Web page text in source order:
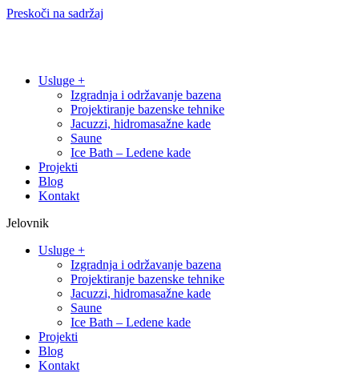
Preskoči na sadržaj
Usluge +
Izgradnja i održavanje bazena
Projektiranje bazenske tehnike
Jacuzzi, hidromasažne kade
Saune
Ice Bath – Ledene kade
Projekti
Blog
Kontakt
Jelovnik
Usluge +
Izgradnja i održavanje bazena
Projektiranje bazenske tehnike
Jacuzzi, hidromasažne kade
Saune
Ice Bath – Ledene kade
Projekti
Blog
Kontakt